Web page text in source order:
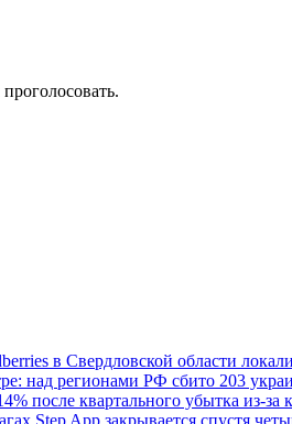
в Свердловской области
над регионами РФ сбито 203
после квартального убытка из-за
Step App закрывается спустя